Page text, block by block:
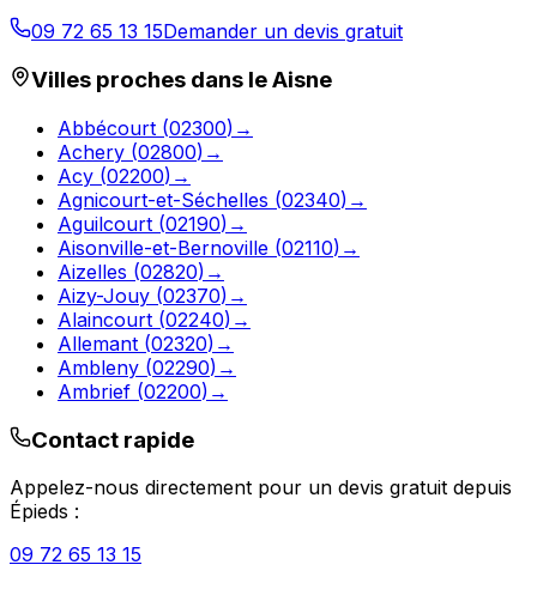
09 72 65 13 15Demander un devis gratuit
Villes proches dans leAisne
Abbécourt (02300) →
Achery (02800) →
Acy (02200) →
Agnicourt-et-Séchelles (02340) →
Aguilcourt (02190) →
Aisonville-et-Bernoville (02110) →
Aizelles (02820) →
Aizy-Jouy (02370) →
Alaincourt (02240) →
Allemant (02320) →
Ambleny (02290) →
Ambrief (02200) →
Contact rapide
Appelez-nous directement pour un devis gratuit depuis
Épieds :
09 72 65 13 15